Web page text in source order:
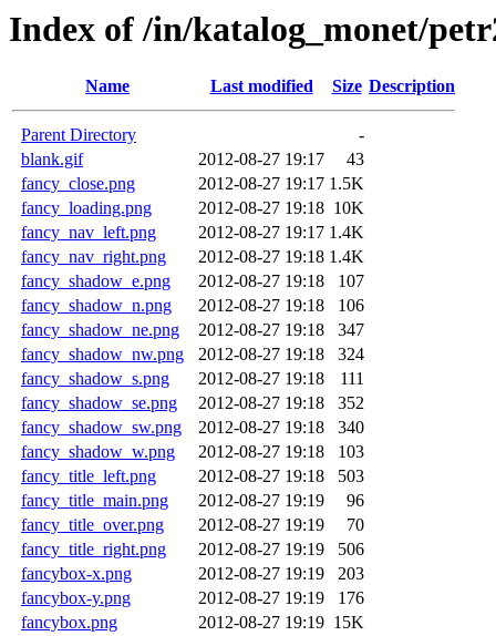
Index of /in/katalog_monet/
Name Last modified Size Description
Parent Directory
-
blank.gif
2012-08-27 19:17
43
fancy_close.png
2012-08-27 19:17 1.5K
fancy_loading.png
2012-08-27 19:18 10K
fancy_nav_left.png
2012-08-27 19:17 1.4K
fancy_nav_right.png
2012-08-27 19:18 1.4K
fancy_shadow_e.png
2012-08-27 19:18
107
fancy_shadow_n.png
2012-08-27 19:18
106
fancy_shadow_ne.png
2012-08-27 19:18
347
fancy_shadow_nw.png
2012-08-27 19:18
324
fancy_shadow_s.png
2012-08-27 19:18
111
fancy_shadow_se.png
2012-08-27 19:18
352
fancy_shadow_sw.png
2012-08-27 19:18
340
fancy_shadow_w.png
2012-08-27 19:18
103
fancy_title_left.png
2012-08-27 19:18
503
fancy_title_main.png
2012-08-27 19:19
96
fancy_title_over.png
2012-08-27 19:19
70
fancy_title_right.png
2012-08-27 19:19
506
fancybox-x.png
2012-08-27 19:19
203
fancybox-y.png
2012-08-27 19:19
176
fancybox.png
2012-08-27 19:19 15K